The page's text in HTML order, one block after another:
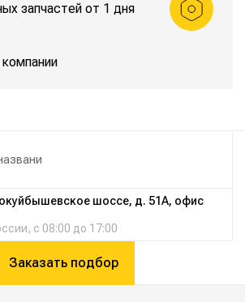
запчастей от 1 дня
шоссе, д. 51А, офис
с 08:00 до 17:00
Заказать подбор